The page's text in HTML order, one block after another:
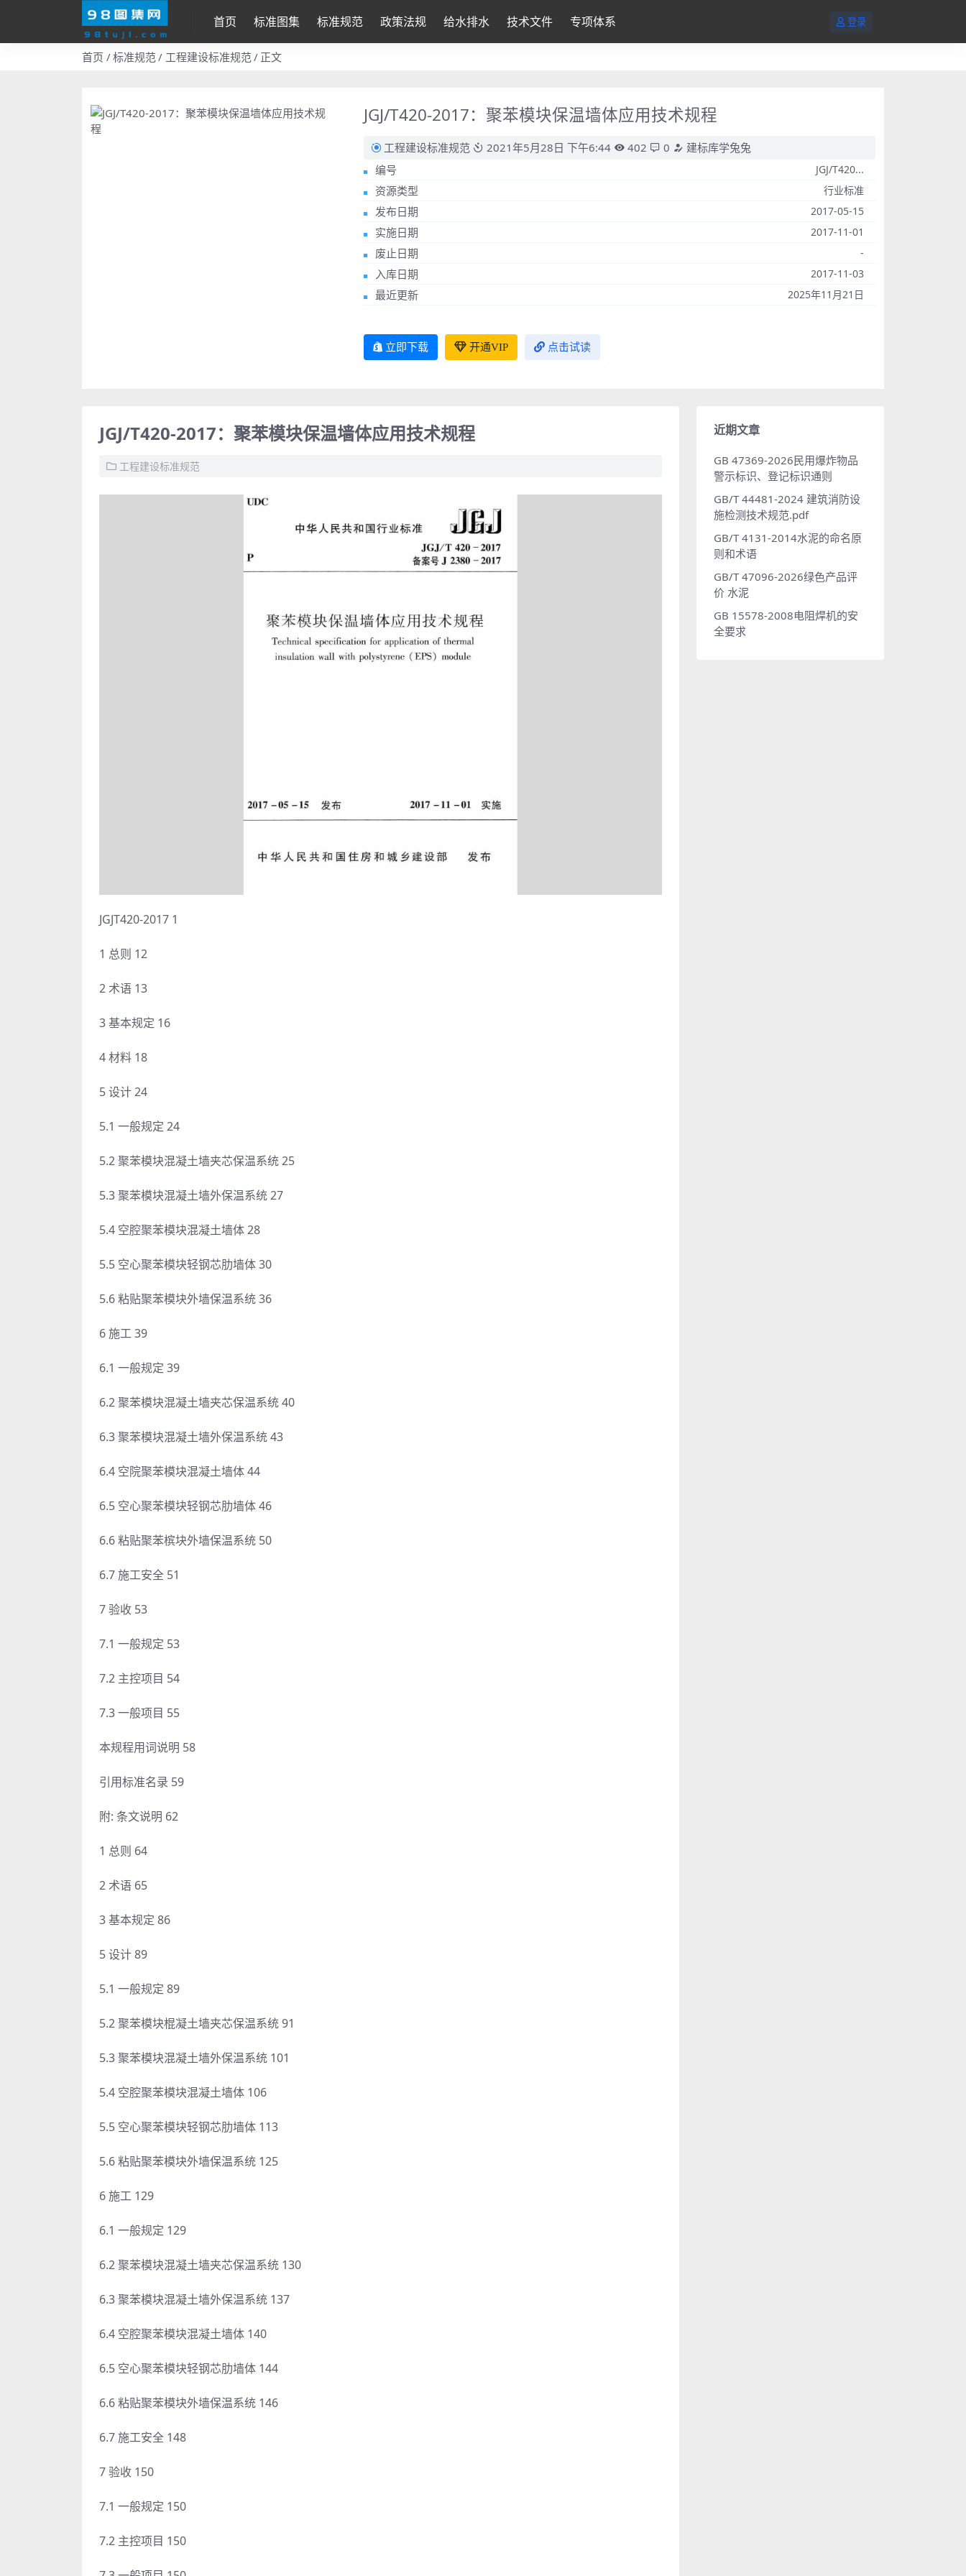
首页 标准图集 标准规范 政策法规 给水排水 技术文件 专项体系 登录
首页 标准规范 工程建设标准规范 正文
JGJ/T420-2017：聚苯模块保温墙体应用技术规程
工程建设标准规范 2021年5月28日 下午6:44 402 0
建标库学兔兔
编号
JGJ/T420...
资源类型 行业标准
发布日期 2017-05-15
实施日期 2017-11-01
废止日期 -
入库日期 2017-11-03
最近更新 2025年11月21日
立即下载 开通VIP 点击试读
JGJ/T420-2017：聚苯模块保温墙体应用技术规程
工程建设标准规范
JGJT420-2017 1
1 总则 12
2 术语 13
3 基本规定 16
4 材料 18
5 设计 24
5.1 一般规定 24
5.2 聚苯模块混凝土墙夹芯保温系统 25
5.3 聚苯模块混凝土墙外保温系统 27
5.4 空腔聚苯模块混凝土墙体 28
5.5 空心聚苯模块轻钢芯肋墙体 30
5.6 粘贴聚苯模块外墙保温系统 36
6 施工 39
6.1 一般规定 39
6.2 聚苯模块混凝土墙夹芯保温系统 40
6.3 聚苯模块混凝土墙外保温系统 43
6.4 空院聚苯模块混凝土墙体 44
6.5 空心聚苯模块轻钢芯肋墙体 46
6.6 粘贴聚苯槟块外墙保温系统 50
6.7 施工安全 51
7 验收 53
7.1 一般规定 53
7.2 主控项目 54
7.3 一般项目 55
本规程用词说明 58
引用标准名录 59
附: 条文说明 62
1 总则 64
2 术语 65
3 基本规定 86
5 设计 89
5.1 一般规定 89
5.2 聚苯模块棍凝土墙夹芯保温系统 91
5.3 聚苯模块混凝土墙外保温系统 101
5.4 空腔聚苯模块混凝土墙体 106
5.5 空心聚苯模块轻钢芯肋墙体 113
5.6 粘贴聚苯模块外墙保温系统 125
6 施工 129
6.1 一般规定 129
6.2 聚苯模块混凝土墙夹芯保温系统 130
6.3 聚苯模块混凝土墙外保温系统 137
6.4 空腔聚苯模块混凝土墙体 140
6.5 空心聚苯模块轻钢芯肋墙体 144
6.6 粘贴聚苯模块外墙保温系统 146
6.7 施工安全 148
7 验收 150
7.1 一般规定 150
7.2 主控项目 150
近期文章
GB 47369-2026民用爆炸物品
警示标识、登记标识通则
GB/T 44481-2024 建筑消防设
施检测技术规范.pdf
GB/T 4131-2014水泥的命名原
则和术语
GB/T 47096-2026绿色产品评
价 水泥
GB 15578-2008电阻焊机的安
全要求